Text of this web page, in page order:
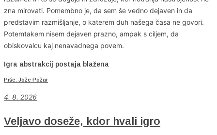
zna mirovati. Pomembno je, da sem še vedno dejaven in da
predstavim razmišljanje, o katerem duh našega časa ne govori.
Potemtakem nisem dejaven prazno, ampak s ciljem, da
obiskovalcu kaj nenavadnega povem.
Igra abstrakcij postaja blažena
Piše: Jože Požar
4. 8. 2026
Veljavo doseže, kdor hvali igro